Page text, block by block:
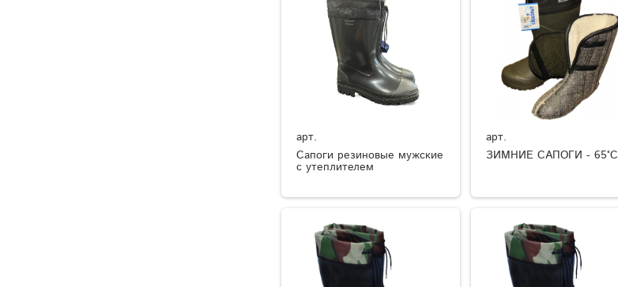
арт.
Сапоги резиновые мужские
с утеплителем
арт.
ЗИМНИЕ САПОГИ - 65°C